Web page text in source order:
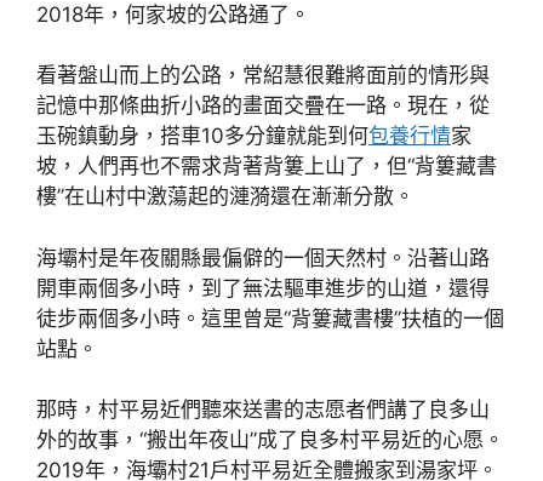
2018年，何家坡的公路通了。
看著盤山而上的公路，常紹慧很難將面前的情形與
記憶中那條曲折小路的畫面交疊在一路。現在，從
玉碗鎮動身，搭車10多分鐘就能到何包養行情家
坡，人們再也不需求背著背簍上山了，但“背簍藏書
樓”在山村中激蕩起的漣漪還在漸漸分散。
海壩村是年夜關縣最偏僻的一個天然村。沿著山路
開車兩個多小時，到了無法驅車進步的山道，還得
徒步兩個多小時。這里曾是“背簍藏書樓”扶植的一個
站點。
那時，村平易近們聽來送書的志愿者們講了良多山
外的故事，“搬出年夜山”成了良多村平易近的心愿。
2019年，海壩村21戶村平易近全體搬家到湯家坪。